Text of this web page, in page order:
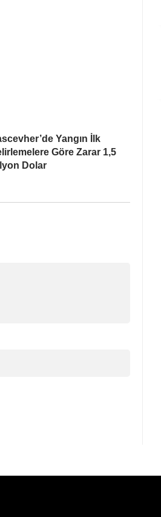
Yangın İlk
Göre Zarar 1,5
Dolar